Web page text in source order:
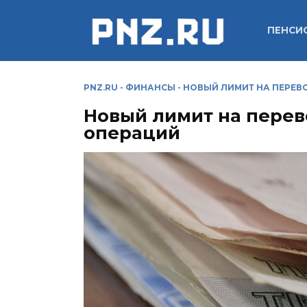
PNZ.RU - ФИНАНСЫ - НОВЫЙ ЛИМИТ НА
Новый лимит на
операций